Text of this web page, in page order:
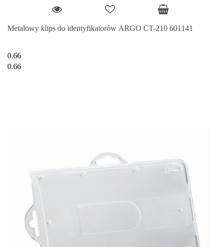
Metalowy klips do identyfikatorów ARGO CT-210 601141
0.66
0.66